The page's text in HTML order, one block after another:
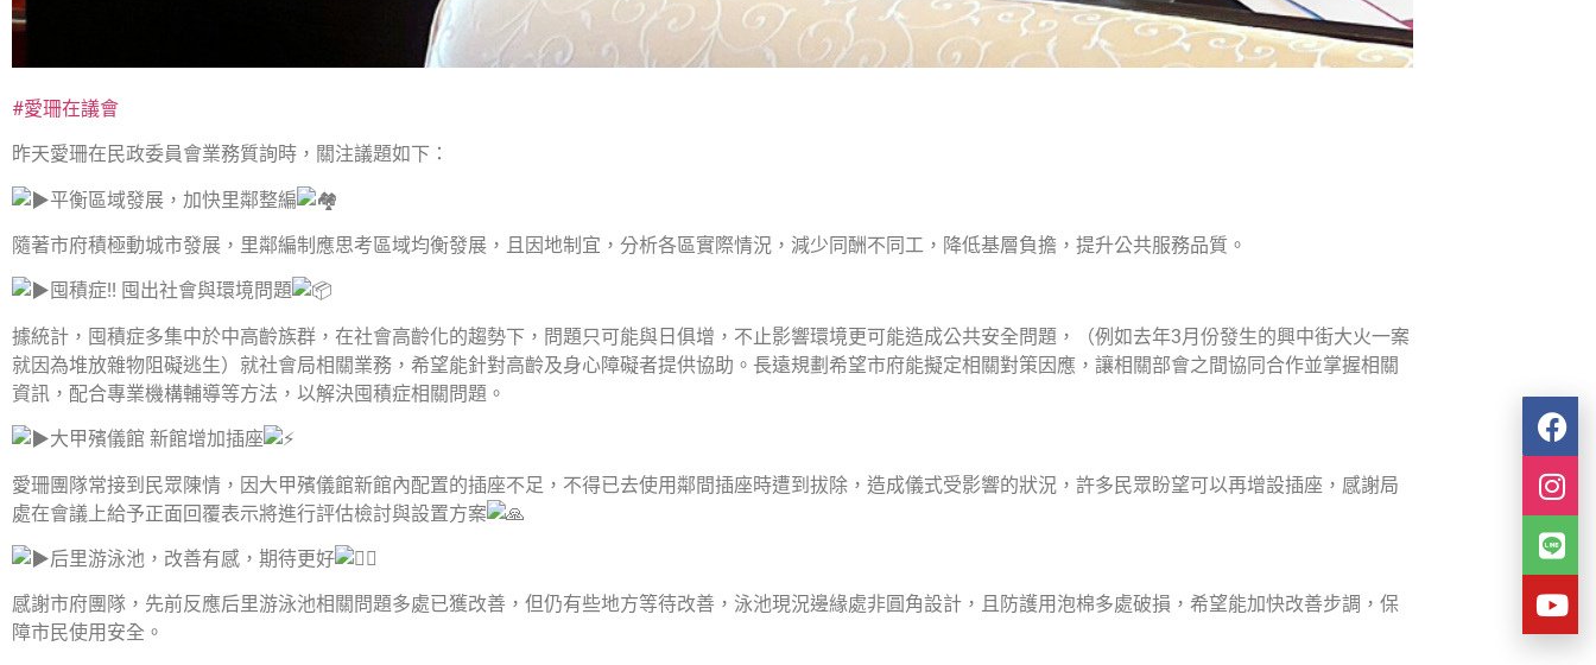
#愛珊在議會
昨天愛珊在民政委員會業務質詢時，關注議題如下：
平衡區域發展，加快里鄰整編
隨著市府積極動城市發展，里鄰編制應思考區域均衡發展，且因地制宜，分析各區實際情況，減少同酬不同工，降低基層負擔，提升公共服務品質。
囤積症!! 囤出社會與環境問題
據統計，囤積症多集中於中高齡族群，在社會高齡化的趨勢下，問題只可能與日俱增，不止影響環境更可能造成公共安全問題，（例如去年3月份發生的興中街大火一案
就因為堆放雜物阻礙逃生）就社會局相關業務，希望能針對高齡及身心障礙者提供協助。長遠規劃希望市府能擬定相關對策因應，讓相關部會之間協同合作並掌握相關
資訊，配合專業機構輔導等方法，以解決囤積症相關問題。
大甲殯儀館 新館增加插座
愛珊團隊常接到民眾陳情，因大甲殯儀館新館內配置的插座不足，不得已去使用鄰間插座時遭到拔除，造成儀式受影響的狀況，許多民眾盼望可以再增設插座，感謝局
處在會議上給予正面回覆表示將進行評估檢討與設置方案
后里游泳池，改善有感，期待更好
感謝市府團隊，先前反應后里游泳池相關問題多處已獲改善，但仍有些地方等待改善，泳池現況邊緣處非圓角設計，且防護用泡棉多處破損，希望能加快改善步調，保
障市民使用安全。